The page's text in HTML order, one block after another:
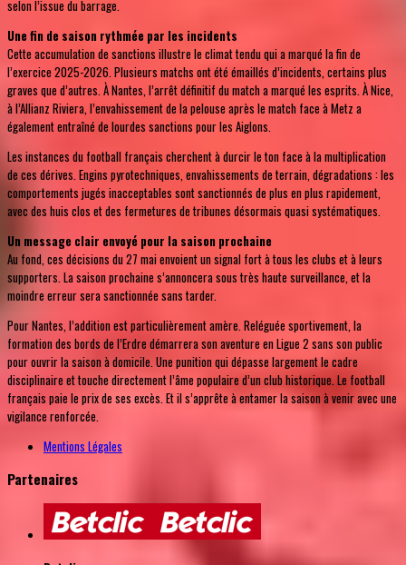
selon l’issue du barrage.
Une fin de saison rythmée par les incidents
Cette accumulation de sanctions illustre le climat tendu qui a marqué la fin de
l’exercice 2025-2026. Plusieurs matchs ont été émaillés d’incidents, certains plus
graves que d’autres. À Nantes, l’arrêt définitif du match a marqué les esprits. À Nice,
à l’Allianz Riviera, l’envahissement de la pelouse après le match face à Metz a
également entraîné de lourdes sanctions pour les Aiglons.
Les instances du football français cherchent à durcir le ton face à la multiplication
de ces dérives. Engins pyrotechniques, envahissements de terrain, dégradations : les
comportements jugés inacceptables sont sanctionnés de plus en plus rapidement,
avec des huis clos et des fermetures de tribunes désormais quasi systématiques.
Un message clair envoyé pour la saison prochaine
Au fond, ces décisions du 27 mai envoient un signal fort à tous les clubs et à leurs
supporters. La saison prochaine s’annoncera sous très haute surveillance, et la
moindre erreur sera sanctionnée sans tarder.
Pour Nantes, l’addition est particulièrement amère. Reléguée sportivement, la
formation des bords de l’Erdre démarrera son aventure en Ligue 2 sans son public
pour ouvrir la saison à domicile. Une punition qui dépasse largement le cadre
disciplinaire et touche directement l’âme populaire d’un club historique. Le football
français paie le prix de ses excès. Et il s’apprête à entamer la saison à venir avec une
vigilance renforcée.
Mentions Légales
Partenaires